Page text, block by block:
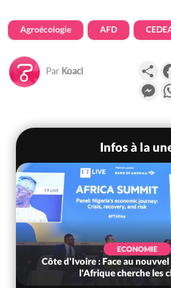
Agroécologie AFD
Par Koaci
Infos à la
ECONOMIE
Côte d'Ivoire : Face au
l'Afrique cherche les